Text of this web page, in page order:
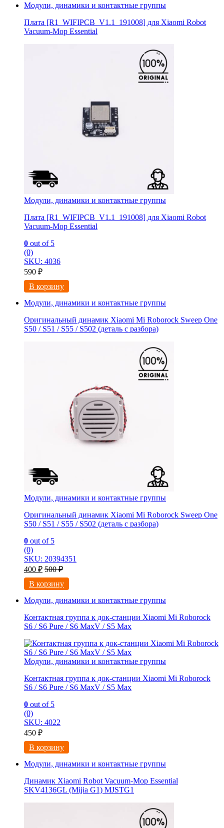
Модули, динамики и контактные группы
Плата [R1_WIFIPCB_V1.1_191008] для Xiaomi Robot
Vacuum-Mop Essential
Модули, динамики и контактные группы
Плата [R1_WIFIPCB_V1.1_191008] для Xiaomi Robot
Vacuum-Mop Essential
0 out of 5
(0)
SKU: 4036
590 ₽
В корзину
Модули, динамики и контактные группы
Оригинальный динамик Xiaomi Mi Roborock Sweep One
S50 / S51 / S55 / S502 (деталь с разбора)
Модули, динамики и контактные группы
Оригинальный динамик Xiaomi Mi Roborock Sweep One
S50 / S51 / S55 / S502 (деталь с разбора)
0 out of 5
(0)
SKU: 20394351
400 ₽ 500₽
В корзину
Модули, динамики и контактные группы
Контактная группа к док-станции Xiaomi Mi Roborock
S6 / S6 Pure / S6 MaxV / S5 Max
Модули, динамики и контактные группы
Контактная группа к док-станции Xiaomi Mi Roborock
S6 / S6 Pure / S6 MaxV / S5 Max
0 out of 5
(0)
SKU: 4022
450 ₽
В корзину
Модули, динамики и контактные группы
Динамик Xiaomi Robot Vacuum-Mop Essential
SKV4136GL (Mijia G1) MJSTG1